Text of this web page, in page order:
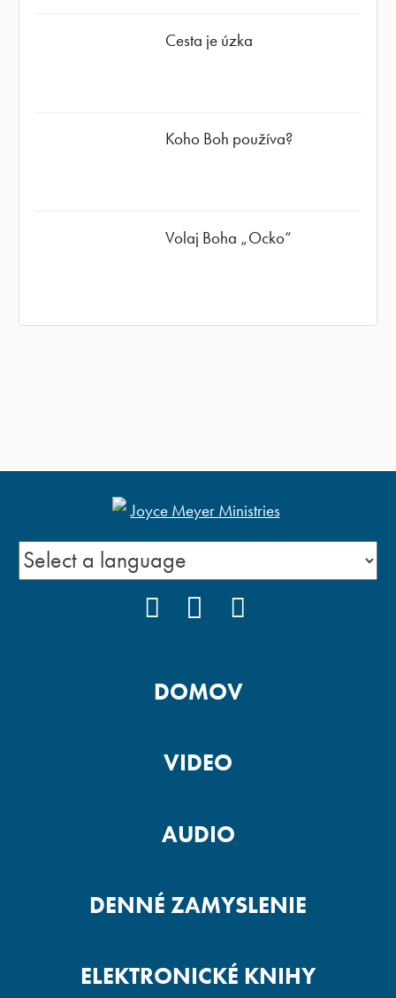
Cesta je úzka
Koho Boh používa?
Volaj Boha „Ocko“
FACEBOOK
YOUTUBE
DOMOV
VIDEO
AUDIO
DENNÉ ZAMYSLENIE
ELEKTRONICKÉ KNIHY